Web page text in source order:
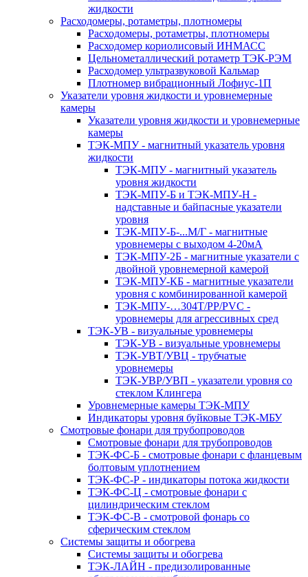
жидкости
Расходомеры, ротаметры, плотномеры
Расходомеры, ротаметры, плотномеры
Расходомер кориолисовый ИНМАСС
Цельнометаллический ротаметр ТЭК-РЭМ
Расходомер ультразвуковой Кальмар
Плотномер вибрационный Лофиус-1П
Указатели уровня жидкости и уровнемерные
камеры
Указатели уровня жидкости и уровнемерные
камеры
ТЭК-МПУ - магнитный указатель уровня
жидкости
ТЭК-МПУ - магнитный указатель
уровня жидкости
ТЭК-МПУ-Б и ТЭК-МПУ-Н -
надставные и байпасные указатели
уровня
ТЭК-МПУ-Б-...М/Г - магнитные
уровнемеры с выходом 4-20мА
ТЭК-МПУ-2Б - магнитные указатели с
двойной уровнемерной камерой
ТЭК-МПУ-КБ - магнитные указатели
уровня с комбинированной камерой
ТЭК-МПУ-…304Т/PP/PVC -
уровнемеры для агрессивных сред
ТЭК-УВ - визуальные уровнемеры
ТЭК-УВ - визуальные уровнемеры
ТЭК-УВТ/УВЦ - трубчатые
уровнемеры
ТЭК-УВР/УВП - указатели уровня со
стеклом Клингера
Уровнемерные камеры ТЭК-МПУ
Индикаторы уровня буйковые ТЭК-МБУ
Смотровые фонари для трубопроводов
Смотровые фонари для трубопроводов
ТЭК-ФС-Б - смотровые фонари с фланцевым
болтовым уплотнением
ТЭК-ФС-Р - индикаторы потока жидкости
ТЭК-ФС-Ц - смотровые фонари с
цилиндрическим стеклом
ТЭК-ФС-В - смотровой фонарь со
сферическим стеклом
Системы защиты и обогрева
Системы защиты и обогрева
ТЭК-ЛАЙН - предизолированные